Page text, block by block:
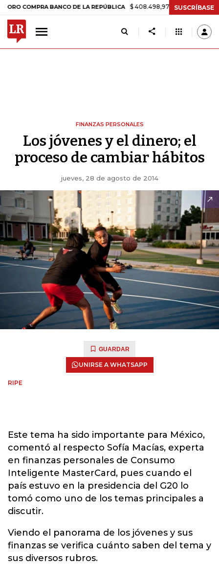
BANCO DE LA REPÚBLICA $ 408.498,97 +$ 8.753,81 +2,19%
SUSCRÍBASE
FINANZAS PERSONALES
Los jóvenes y el dinero; el
proceso de cambiar hábitos
jueves, 28 de agosto de 2014
GUARDAR
UNIRSE A WHATSAPP
RIPE
Este tema ha sido importante para México,
comentó al respecto Sofía Macías, experta
en finanzas personales de Consumo
Inteligente MasterCard, pues cuando el
país estuvo en la presidencia del G20 lo
tomó como uno de los temas principales a
discutir.
Viendo el panorama de los jóvenes y sus
finanzas se verifica cuánto saben del tema y
sus diversos rubros.